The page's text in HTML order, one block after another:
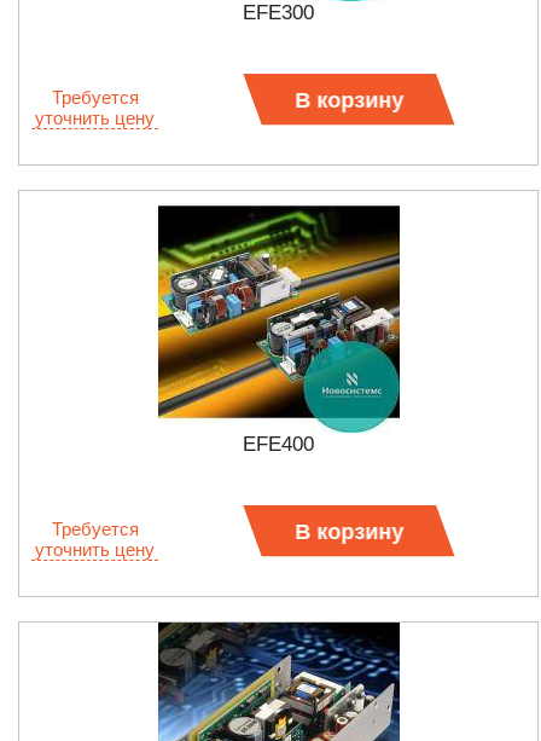
EFE300
Требуется
уточнить цену
В корзину
EFE400
Требуется
уточнить цену
В корзину